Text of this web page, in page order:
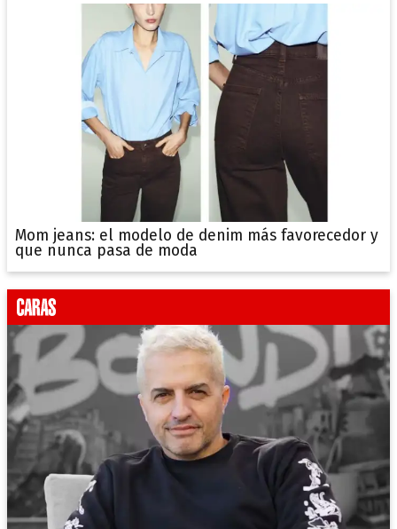
Mom jeans: el modelo de denim más favorecedor y
que nunca pasa de moda